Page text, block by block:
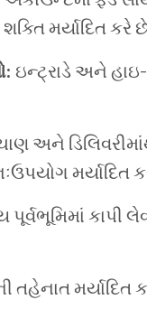
મર્યાદિત કરે
ઇન્ટ્રાડે અને હાઇ-
અને
મર્યાદિત
પૂર્વભૂમિમાં કાપી
તહેનાત